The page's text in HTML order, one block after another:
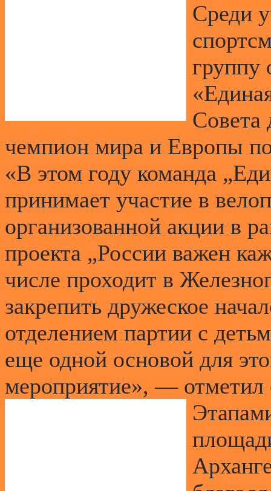
Среди
группу
Совета
чемпион мира и Европы
«В этом году команда
принимает участие в
организованной акции в
проекта „России важен
числе проходит в
закрепить дружеское
отделением партии с
еще одной основой для
мероприятие», — отметил